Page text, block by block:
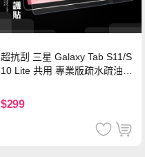
超抗刮 三星 Galaxy Tab S11/S
10 Lite 共用 專業版疏水疏油9
$299